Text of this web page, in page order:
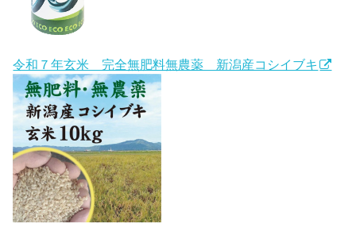
令和７年玄米 完全無肥料無農薬 新潟産コシイブキ